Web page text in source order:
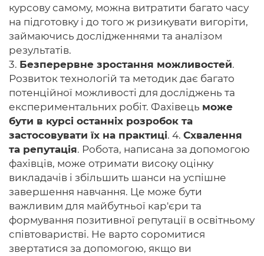
курсову самому, можна витратити багато часу
на підготовку і до того ж ризикувати вигоріти,
займаючись дослідженнями та аналізом
результатів.
3. Безперервне зростання можливостей.
Розвиток технологій та методик дає багато
потенційної можливості для досліджень та
експериментальних робіт. Фахівець може
бути в курсі останніх розробок та
застосовувати їх на практиці. 4. Схвалення
та репутація. Робота, написана за допомогою
фахівців, може отримати високу оцінку
викладачів і збільшить шанси на успішне
завершення навчання. Це може бути
важливим для майбутньої кар'єри та
формування позитивної репутації в освітньому
співтоваристві. Не варто соромитися
звертатися за допомогою, якщо ви